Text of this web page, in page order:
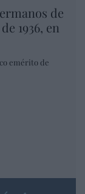
de
1936, en
emérito de